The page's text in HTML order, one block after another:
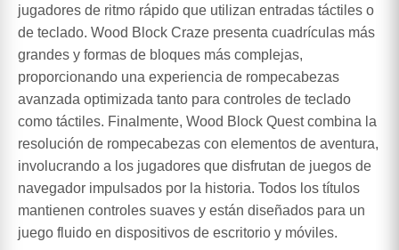
jugadores de ritmo rápido que utilizan entradas táctiles o
de teclado. Wood Block Craze presenta cuadrículas más
grandes y formas de bloques más complejas,
proporcionando una experiencia de rompecabezas
avanzada optimizada tanto para controles de teclado
como táctiles. Finalmente, Wood Block Quest combina la
resolución de rompecabezas con elementos de aventura,
involucrando a los jugadores que disfrutan de juegos de
navegador impulsados por la historia. Todos los títulos
mantienen controles suaves y están diseñados para un
juego fluido en dispositivos de escritorio y móviles.